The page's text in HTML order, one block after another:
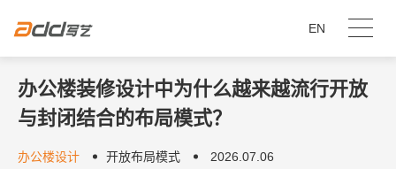
EN
办公楼装修设计中为什么越来越流行开放
与封闭结合的布局模式？
办公楼设计 开放布局模式 2026.07.06